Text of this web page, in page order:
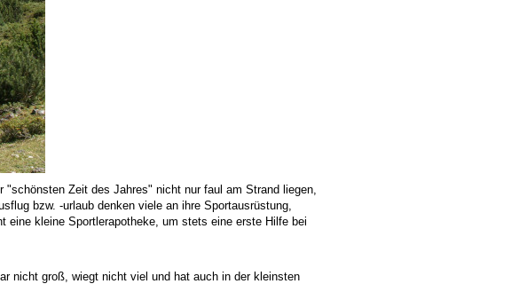
Zeit des Jahres" nicht nur faul am Strand liegen,
bzw. -urlaub denken viele an ihre Sportausrüstung,
eine kleine Sportlerapotheke, um stets eine erste Hilfe bei
nicht groß, wiegt nicht viel und hat auch in der kleinsten